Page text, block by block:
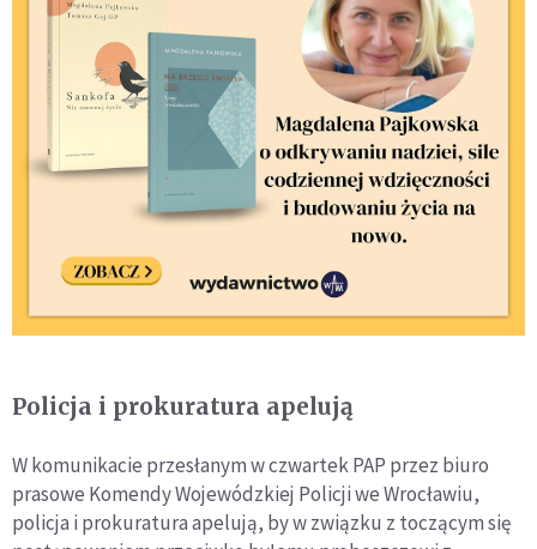
Policja i prokuratura apelują
W komunikacie przesłanym w czwartek PAP przez biuro
prasowe Komendy Wojewódzkiej Policji we Wrocławiu,
policja i prokuratura apelują, by w związku z toczącym się